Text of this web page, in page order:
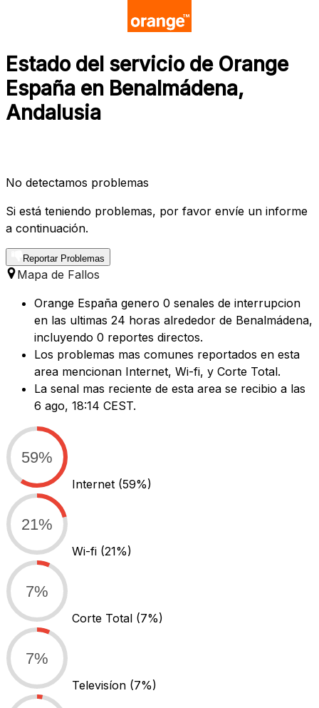
Estado del servicio de Orange
España en Benalmádena,
Andalusia
No detectamos problemas
Si está teniendo problemas, por favor envíe un informe
a continuación.
Reportar Problemas
Mapa de Fallos
Orange España genero 0 senales de interrupcion
en las ultimas 24 horas alrededor de Benalmádena,
incluyendo 0 reportes directos.
Los problemas mas comunes reportados en esta
area mencionan Internet, Wi-fi, y Corte Total.
La senal mas reciente de esta area se recibio a las
6 ago, 18:14 CEST.
59%
Internet (59%)
21%
Wi-fi (21%)
7%
Corte Total (7%)
7%
Televisíon (7%)